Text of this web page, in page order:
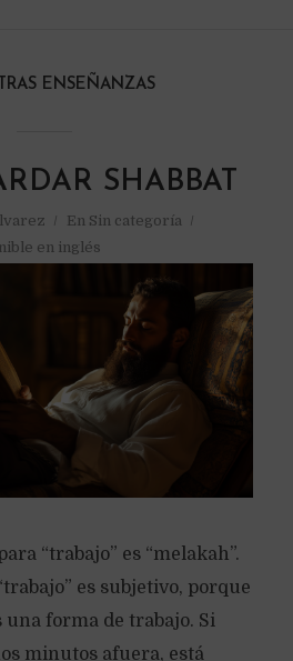
ENSEÑANZAS
SHABBAT
En Sin categoría
en inglés
“trabajo” es “melakah”.
es subjetivo, porque
forma de trabajo. Si
minutos afuera, está